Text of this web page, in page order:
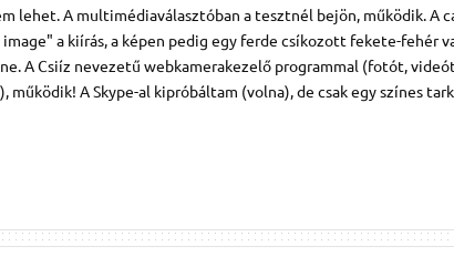
lehet. A multimédiaválasztóban a tesztnél bejön, működik. A
a kiírás, a képen pedig egy ferde csíkozott fekete-fehér
A Csiíz nevezetű webkamerakezelő programmal (fotót,
működik! A Skype-al kipróbáltam (volna), de csak egy színes